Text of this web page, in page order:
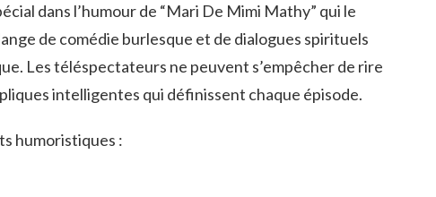
dans l’humour de “Mari De Mimi Mathy” qui le
de comédie burlesque et de dialogues spirituels
Les téléspectateurs ne peuvent s’empêcher de rire
intelligentes qui définissent chaque épisode.
humoristiques :